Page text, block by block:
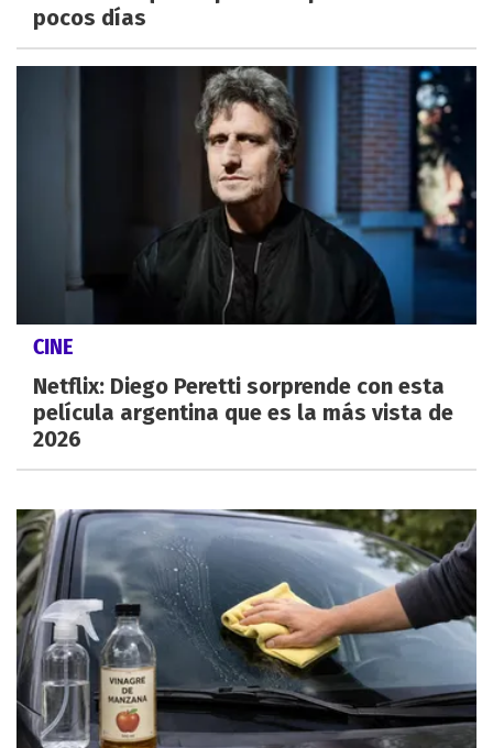
pocos días
CINE
Netflix: Diego Peretti sorprende con esta
película argentina que es la más vista de
2026